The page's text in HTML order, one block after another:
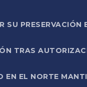
SU PRESERVACIÓN
TRAS
EL NORTE